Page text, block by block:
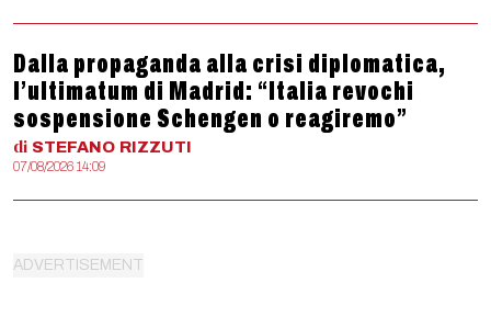
Dalla propaganda alla crisi diplomatica,
l’ultimatum di Madrid: “Italia revochi
sospensione Schengen o reagiremo”
di STEFANO RIZZUTI
07/08/2026 14:09